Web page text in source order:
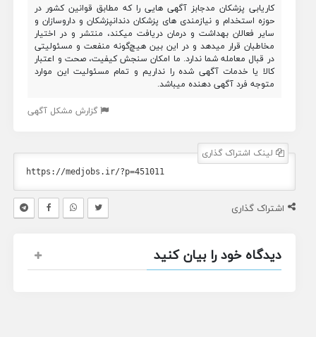
کاریابی پزشکان مدجابز آگهی هایی را که مطابق قوانین کشور در
حوزه استخدام و نیازمندی های پزشکان دندانپزشکان و داروسازان و
سایر فعالان بهداشت و درمان دریافت میکند، منتشر و در اختیار
مخاطبان قرار میدهد و در این بین هیچ‌گونه منفعت و مسئولیتی
در قبال معامله شما ندارد. ما امکان سنجش کیفیت، صحت و اعتبار
کالا یا خدمات آگهی شده را نداریم و تمام مسئولیت این موارد
متوجه فرد آگهی دهنده میباشد.
گزارش مشکل آگهی
لینک اشتراک گذاری
اشتراک گذاری
دیدگاه خود را بیان کنید